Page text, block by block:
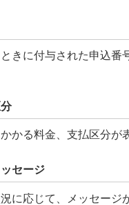
きに付与された申込番
かる料金、支払区分が
セージ
に応じて、メッセージ